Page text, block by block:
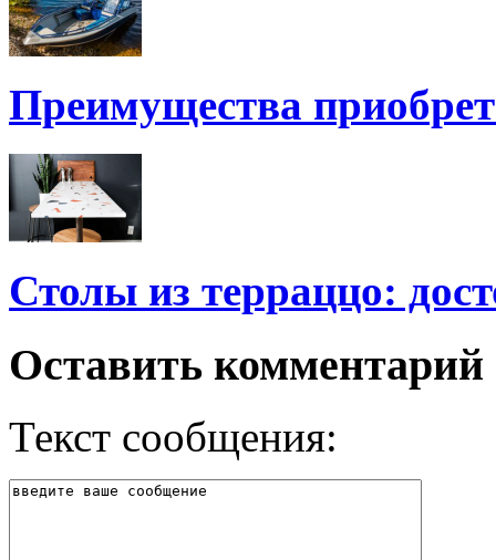
Преимущества
Столы из терраццо:
Оставить комментарий
Текст сообщения: